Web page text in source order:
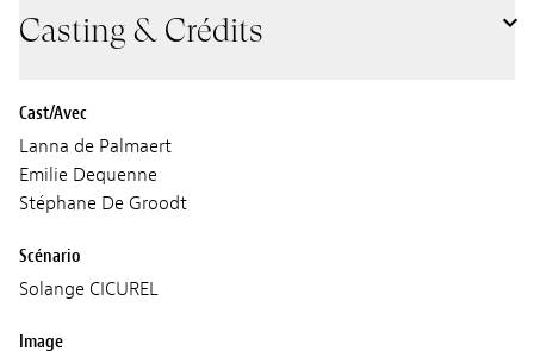
Casting & Crédits
Cast/Avec
Lanna de Palmaert
Emilie Dequenne
Stéphane De Groodt
Scénario
Solange CICUREL
Image